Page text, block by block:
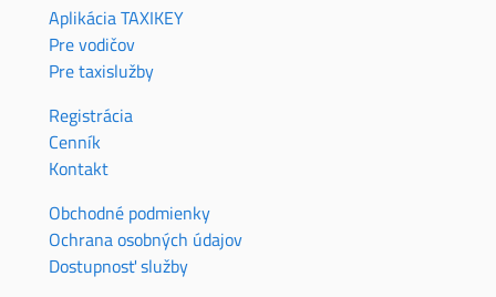
Aplikácia TAXIKEY
Pre vodičov
Pre taxislužby
Registrácia
Cenník
Kontakt
Obchodné podmienky
Ochrana osobných údajov
Dostupnosť služby